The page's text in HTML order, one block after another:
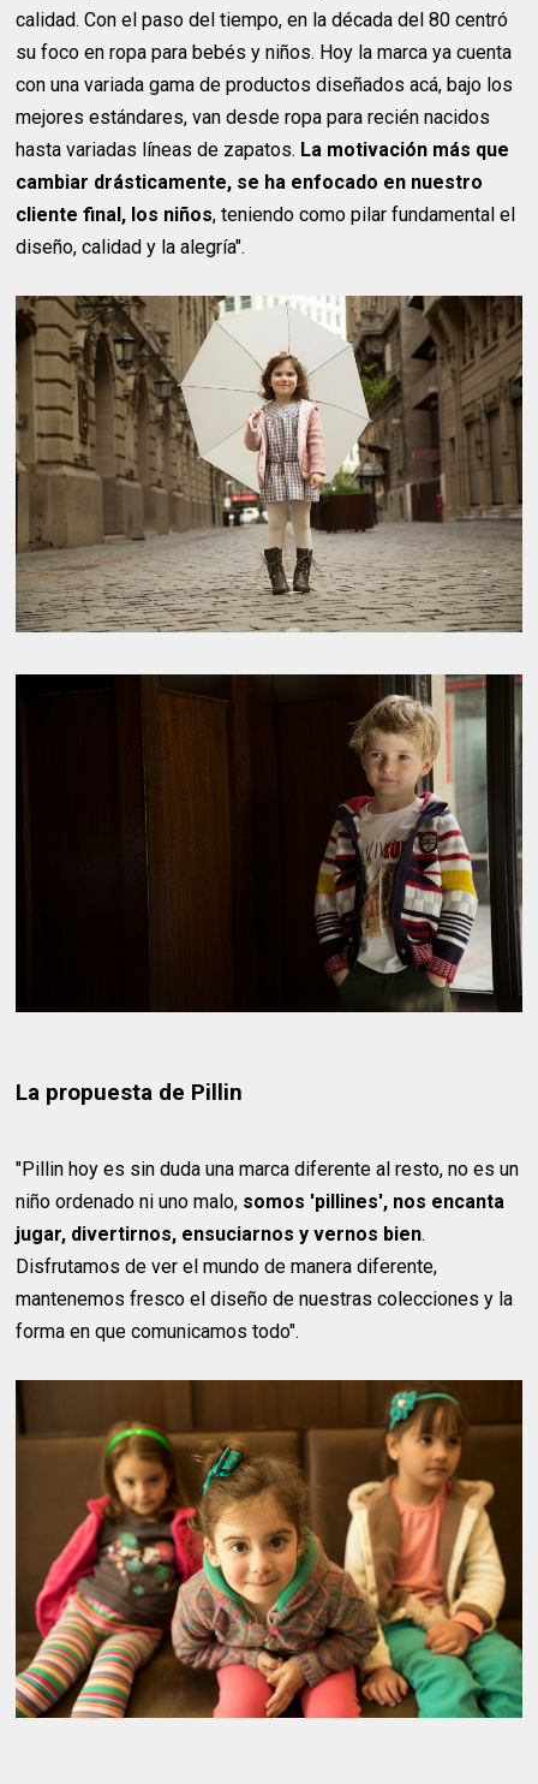
calidad. Con el paso del tiempo, en la década del 80 centró
su foco en ropa para bebés y niños. Hoy la marca ya cuenta
con una variada gama de productos diseñados acá, bajo los
mejores estándares, van desde ropa para recién nacidos
hasta variadas líneas de zapatos. La motivación más que
cambiar drásticamente, se ha enfocado en nuestro
cliente final, los niños, teniendo como pilar fundamental el
diseño, calidad y la alegría".
La propuesta de Pillin
"Pillin hoy es sin duda una marca diferente al resto, no es un
niño ordenado ni uno malo, somos 'pillines', nos encanta
jugar, divertirnos, ensuciarnos y vernos bien.
Disfrutamos de ver el mundo de manera diferente,
mantenemos fresco el diseño de nuestras colecciones y la
forma en que comunicamos todo".